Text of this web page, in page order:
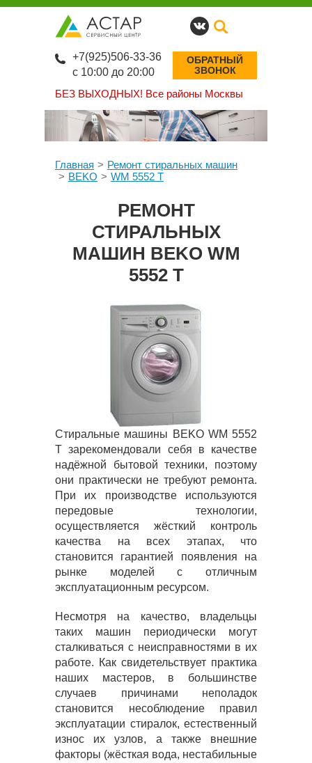
БЕЗ ВЫХОДНЫХ! Все районы Москвы
+7(925)506-33-36
с 10:00 до 20:00
ОБРАТНЫЙ
ЗВОНОК
Главная
Ремонт стиральных машин
BEKO
WM 5552 T
РЕМОНТ
СТИРАЛЬНЫХ
МАШИН BEKO WM
5552 T
Стиральные машины BEKO WM 5552
T зарекомендовали себя в качестве
надёжной бытовой техники, поэтому
они практически не требуют ремонта.
При их производстве используются
передовые технологии,
осуществляется жёсткий контроль
качества на всех этапах, что
становится гарантией появления на
рынке моделей с отличным
эксплуатационным ресурсом.
Несмотря на качество, владельцы
таких машин периодически могут
сталкиваться с неисправностями в их
работе. Как свидетельствует практика
наших мастеров, в большинстве
случаев причинами неполадок
становится несоблюдение правил
эксплуатации стиралок, естественный
износ их узлов, а также внешние
факторы (жёсткая вода, нестабильные